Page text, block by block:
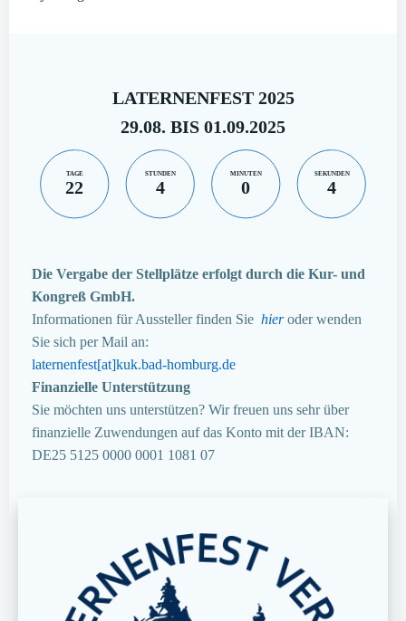
LATERNENFEST 2025
29.08. BIS 01.09.2025
TAGE
22
STUNDEN
4
MINUTEN
0
SEKUNDEN
4
Die Vergabe der Stellplätze erfolgt durch die Kur- und
Kongreß GmbH.
Informationen für Aussteller finden Sie hieroder wenden
Sie sich per Mail an:
laternenfest[at]kuk.bad-homburg.de
Finanzielle Unterstützung
Sie möchten uns unterstützen? Wir freuen uns sehr über
finanzielle Zuwendungen auf das Konto mit der IBAN:
DE25 5125 0000 0001 1081 07